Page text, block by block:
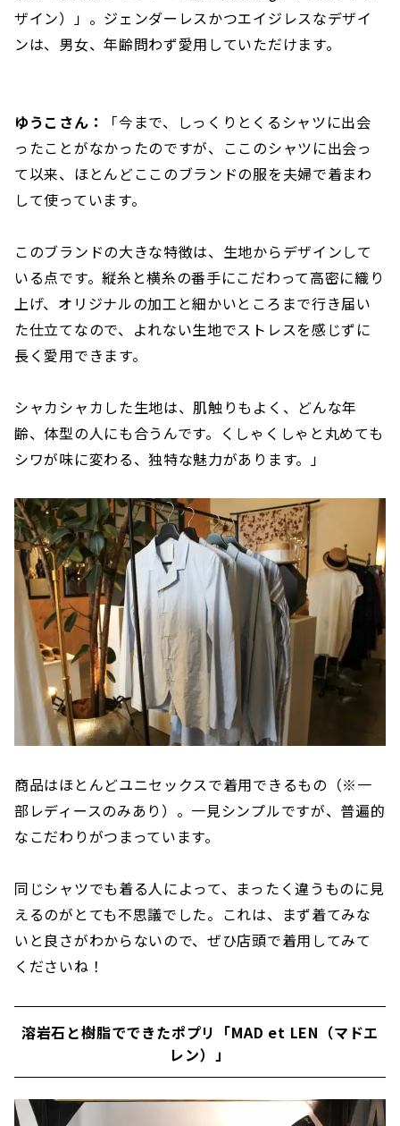
ザイン）」。ジェンダーレスかつエイジレスなデザイ
ンは、男女、年齢問わず愛用していただけます。
ゆうこさん：
「今まで、しっくりとくるシャツに出会
ったことがなかったのですが、ここのシャツに出会っ
て以来、ほとんどここのブランドの服を夫婦で着まわ
して使っています。
このブランドの大きな特徴は、生地からデザインして
いる点です。縦糸と横糸の番手にこだわって高密に織り
上げ、オリジナルの加工と細かいところまで行き届い
た仕立てなので、よれない生地でストレスを感じずに
長く愛用できます。
シャカシャカした生地は、肌触りもよく、どんな年
齢、体型の人にも合うんです。くしゃくしゃと丸めても
シワが味に変わる、独特な魅力があります。」
商品はほとんどユニセックスで着用できるもの（※一
部レディースのみあり）。一見シンプルですが、普遍的
なこだわりがつまっています。
同じシャツでも着る人によって、まったく違うものに見
えるのがとても不思議でした。これは、まず着てみな
いと良さがわからないので、ぜひ店頭で着用してみて
くださいね！
溶岩石と樹脂でできたポプリ「MAD et LEN（マドエ
レン）」